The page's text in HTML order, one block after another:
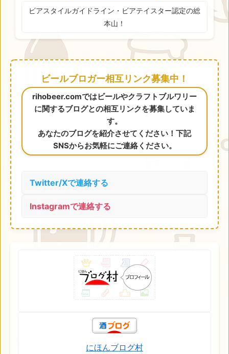
ビアスタイルガイドライン・ビアテイスター認定の総
本山！
ビールブロガー相互リンク募集中！
rihobeer.comではビールやクラフトブルワリー
に関するブログとの相互リンクを募集していま
す。
あなたのブログを紹介させてください！下記
SNSからお気軽にご連絡ください。
Twitter/Xで連絡する
Instagramで連絡する
にほんブログ村